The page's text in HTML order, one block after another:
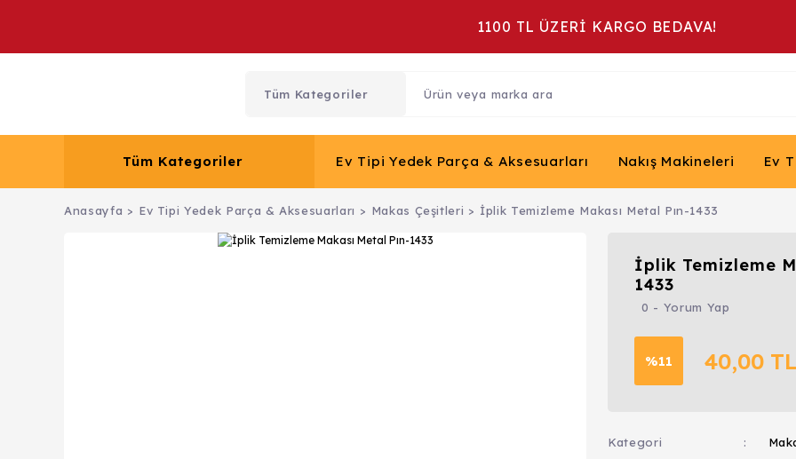
1100 TL ÜZERİ KARGO BEDAVA!
Tüm Kategoriler Ev Tipi Yedek Parça & Aksesuarları Nakış Makineleri Ev
Anasayfa Ev Tipi Yedek Parça & Aksesuarları Makas Çeşitleri İplik Temizleme Makası Metal Pın-1433
İplik Temizleme
1433
0 - Yorum Yap
%11 40,00 TL
Kategori